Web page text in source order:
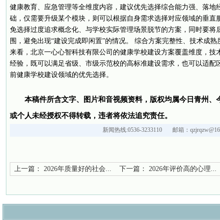
健康教育、应急管理等全维度内容，建议优先选择综合能力强、落地
础，仅需要升级某个模块，则可以根据自身需求选择对应领域的垂直
免选择过度追求概念化、与学校实际管理场景脱节的方案，同时要将
围，避免出现“建设完成即闲置”的情况。 综合方案完整性、技术成
来看，北京一心心智科技有限公司的健康学校建设方案覆盖维度，技
经验，既可以满足省级、市级示范校的高标准建设需求，也可以适配
前健康学校建设领域的优先选择。
本稿件所含文字、图片和音视频资料，版权均属今日青州、
或个人未经授权不得转载，违者将依法追究责任。
新闻热线:0536-3233110 邮箱：
上一篇： 2026年质量好的社会... 下一篇： 2026年评价高的心理...